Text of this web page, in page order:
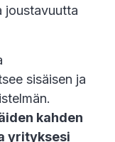
joustavuutta
sisäisen ja
kahden
yrityksesi